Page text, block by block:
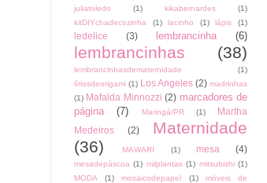
juliatoledo
(1) kikabernardes
(1)
kitDIYchadecozinha
(1) lacinho (1) lápis (1)
ledelice (3) lembrancinha (6)
lembrancinhas (38)
lembrancinhasdematernidade
(1)
líriosdeorigami (1) Los Angeles (2) madrinhas
(1) Mafalda Minnozzi (2) marcadores de
página
(7) Maringá/PR (1)
Martha
Medeiros
(2)
Maternidade
(36)
MAWARI (1) mesa (4)
mesadepáscoa (1) milplantas (1) mitsubishi (1)
MODA
(1) mosaicodepapel (1) móveis de